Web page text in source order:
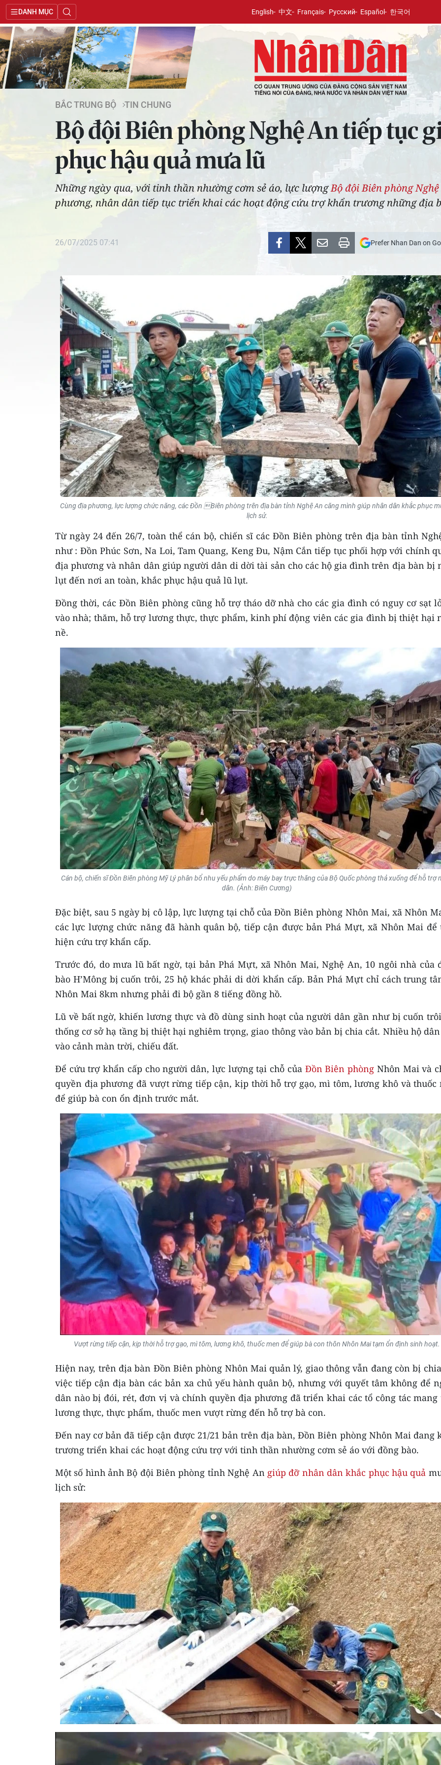
DANH MỤC English 中文 Français Русский Español 한국어
BẮC TRUNG BỘ TIN CHUNG
Bộ đội Biên phòng Nghệ An tiếp tục
phục hậu quả mưa lũ
Những ngày qua, với tinh thần nhường cơm sẻ áo, lực lượngBộ đội Biên phòng
phương, nhân dân tiếp tục triển khai các hoạt động cứu trợ khẩn trương những địa
26/07/2025 07:41 Prefer Nhan Dan on
Cùng địa phương, lực lượng chức năng, các Đồn Biên phòng trên địa bàn tỉnh Nghệ An căng mình giúp nhân dân khắc phục
lịch sử.
Từ ngày 24 đến 26/7, toàn thể cán bộ, chiến sĩ các Đồn Biên phòng trên địa bàn tỉnh
như : Đồn Phúc Sơn, Na Loi, Tam Quang, Keng Đu, Nậm Cắn tiếp tục phối hợp với chính
địa phương và nhân dân giúp người dân di dời tài sản cho các hộ gia đình trên địa bàn bị
lụt đến nơi an toàn, khắc phục hậu quả lũ lụt.
Đồng thời, các Đồn Biên phòng cũng hỗ trợ tháo dỡ nhà cho các gia đình có nguy cơ sạt
vào nhà; thăm, hỗ trợ lương thực, thực phẩm, kinh phí động viên các gia đình bị thiệt hại
nề.
Cán bộ, chiến sĩ Đồn Biên phòng Mỹ Lý phân bổ nhu yếu phẩm do máy bay trực thăng của Bộ Quốc phòng thả xuống để hỗ trợ
dân. (Ảnh: Biên Cương)
Đặc biệt, sau 5 ngày bị cô lập, lực lượng tại chỗ của Đồn Biên phòng Nhôn Mai, xã Nhôn
các lực lượng chức năng đã hành quân bộ, tiếp cận được bản Phá Mựt, xã Nhôn Mai để
hiện cứu trợ khẩn cấp.
Trước đó, do mưa lũ bất ngờ, tại bản Phá Mựt, xã Nhôn Mai, Nghệ An, 10 ngôi nhà của
bào H’Mông bị cuốn trôi, 25 hộ khác phải di dời khẩn cấp. Bản Phá Mựt chỉ cách trung
Nhôn Mai 8km nhưng phải đi bộ gần 8 tiếng đồng hồ.
Lũ về bất ngờ, khiến lương thực và đồ dùng sinh hoạt của người dân gần như bị cuốn
thống cơ sở hạ tầng bị thiệt hại nghiêm trọng, giao thông vào bản bị chia cắt. Nhiều hộ
vào cảnh màn trời, chiếu đất.
Để cứu trợ khẩn cấp cho người dân, lực lượng tại chỗ của Đồn Biên phòng Nhôn Mai và
quyền địa phương đã vượt rừng tiếp cận, kịp thời hỗ trợ gạo, mì tôm, lương khô và thuốc
để giúp bà con ổn định trước mắt.
Vượt rừng tiếp cận, kịp thời hỗ trợ gạo, mì tôm, lương khô, thuốc men để giúp bà con thôn Nhôn Mai tạm ổn định sinh hoạt.
Hiện nay, trên địa bàn Đồn Biên phòng Nhôn Mai quản lý, giao thông vẫn đang còn bị
việc tiếp cận địa bàn các bản xa chủ yếu hành quân bộ, nhưng với quyết tâm không để
dân nào bị đói, rét, đơn vị và chính quyền địa phương đã triển khai các tổ công tác mang
lương thực, thực phẩm, thuốc men vượt rừng đến hỗ trợ bà con.
Đến nay cơ bản đã tiếp cận được 21/21 bản trên địa bàn, Đồn Biên phòng Nhôn Mai đang
trương triển khai các hoạt động cứu trợ với tinh thần nhường cơm sẻ áo với đồng bào.
Một số hình ảnh Bộ đội Biên phòng tỉnh Nghệ An giúp đỡ nhân dân khắc phục hậu quả
lịch sử: